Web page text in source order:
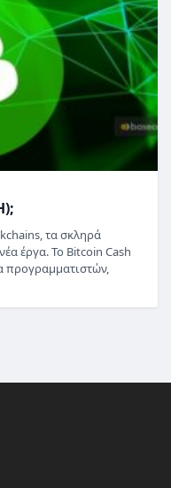
τα σκληρά
έργα. Το Bitcoin Cash
προγραμματιστών,